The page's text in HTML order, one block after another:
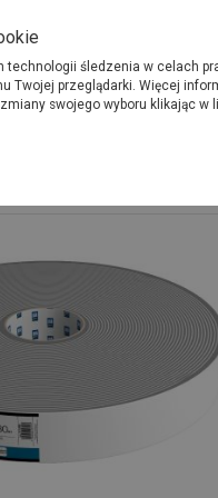
Produkty
PSB
akustyczna 50 mm x 30
śledzenia w celach
Twojej przeglądarki. Więcej
swojego wyboru klikając w